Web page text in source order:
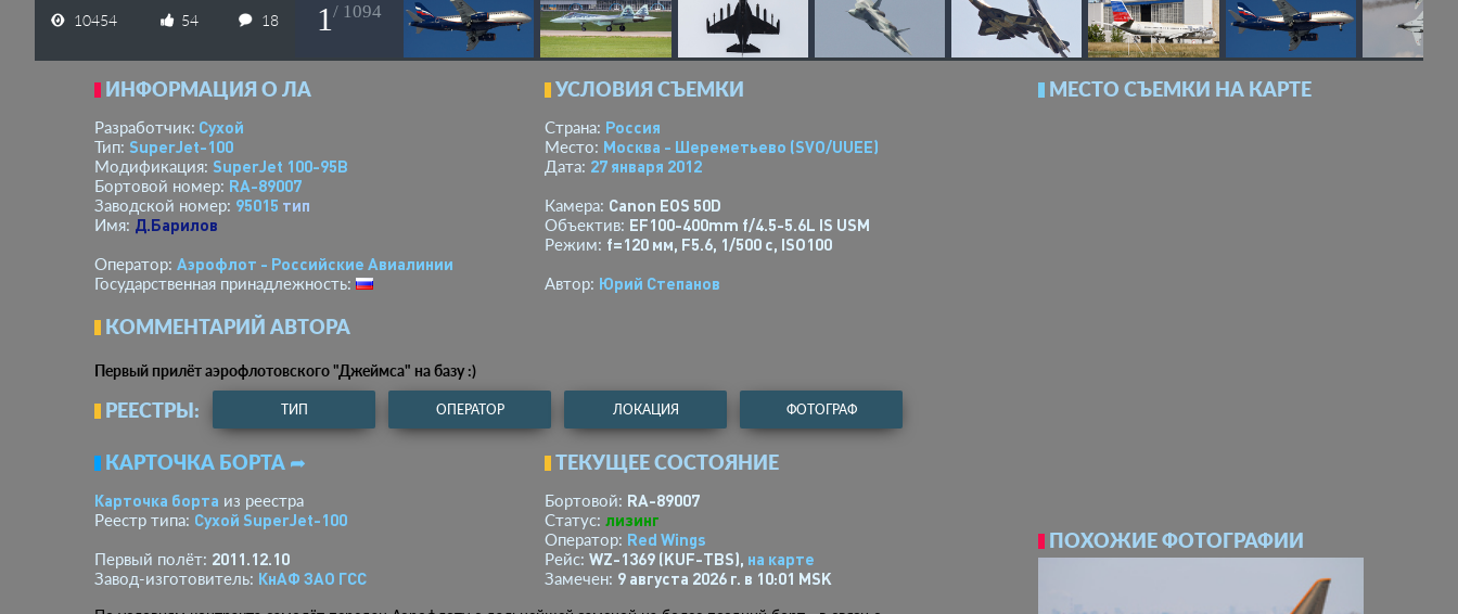
10454 54 18 1 / 1094
ИНФОРМАЦИЯ О ЛА
Разработчик: Сухой
Тип: SuperJet-100
Модификация: SuperJet 100-95B
Бортовой номер: RA-89007
Заводской номер: 95015 тип
Имя: Д.Барилов
Оператор: Аэрофлот - Российские Авиалинии
Государственная принадлежность:
УСЛОВИЯ СЪЕМКИ
Страна: Россия
Место: Москва - Шереметьево (SVO/UUEE)
Дата: 27 января 2012
Камера: Canon EOS 50D
Объектив: EF100-400mm f/4.5-5.6L IS USM
Режим: f=120 мм, F5.6, 1/500 с, ISO100
Автор: Юрий Степанов
КОММЕНТАРИЙ АВТОРА
Первый прилёт аэрофлотовского "Джеймса" на базу :)
РЕЕСТРЫ: ТИП ОПЕРАТОР ЛОКАЦИЯ ФОТОГРАФ
КАРТОЧКА БОРТА ➦
Карточка борта из реестра
Реестр типа: Сухой SuperJet-100
Первый полёт: 2011.12.10
Завод-изготовитель: КнАФ ЗАО ГСС
ТЕКУЩЕЕ СОСТОЯНИЕ
Бортовой: RA-89007
Статус: лизинг
Оператор: Red Wings
Рейс: WZ-1369 (KUF-TBS), на карте
Замечен: 9 августа 2026 г. в 10:01 MSK
МЕСТО СЪЕМКИ НА КАРТЕ
ПОХОЖИЕ ФОТОГРАФИИ